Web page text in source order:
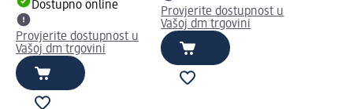
Dostupno online
Provjerite dostupnost u
Vašoj dm trgovini
Provjerite dostupnost u
Vašoj dm trgovini